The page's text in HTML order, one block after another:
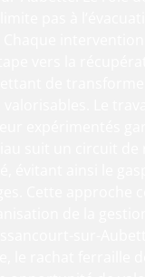
Cette approche
de la
sur-
le rachat ferraille